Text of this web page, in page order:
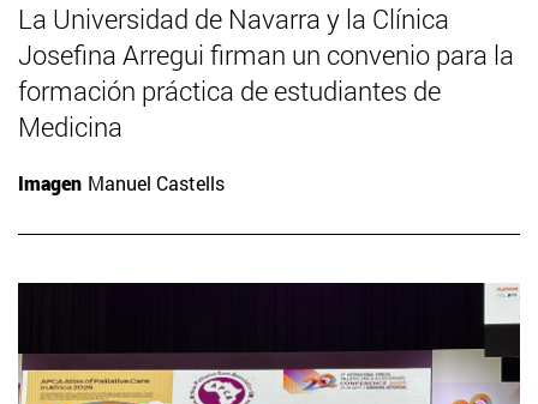
La Universidad de Navarra y la Clínica
Josefina Arregui firman un convenio para la
formación práctica de estudiantes de
Medicina
Imagen Manuel Castells